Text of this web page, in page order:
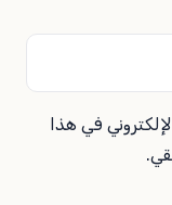
في هذا